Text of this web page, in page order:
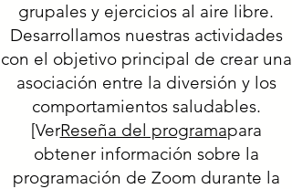
grupales y ejercicios al aire libre.
Desarrollamos nuestras actividades
con el objetivo principal de crear una
asociación entre la diversión y los
comportamientos saludables.
[VerReseña del programapara
obtener información sobre la
programación de Zoom durante la